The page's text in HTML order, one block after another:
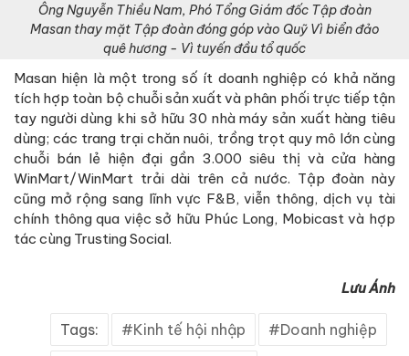
Ông Nguyễn Thiều Nam, Phó Tổng Giám đốc Tập đoàn
Masan thay mặt Tập đoàn đóng góp vào Quỹ Vì biển đảo
quê hương - Vì tuyến đầu tổ quốc
Masan hiện là một trong số ít doanh nghiệp có khả năng
tích hợp toàn bộ chuỗi sản xuất và phân phối trực tiếp tận
tay người dùng khi sở hữu 30 nhà máy sản xuất hàng tiêu
dùng; các trang trại chăn nuôi, trồng trọt quy mô lớn cùng
chuỗi bán lẻ hiện đại gần 3.000 siêu thị và cửa hàng
WinMart/WinMart trải dài trên cả nước. Tập đoàn này
cũng mở rộng sang lĩnh vực F&B, viễn thông, dịch vụ tài
chính thông qua việc sở hữu Phúc Long, Mobicast và hợp
tác cùng Trusting Social.
Lưu Ánh
Tags: Kinh tế hội nhập Doanh nghiệp